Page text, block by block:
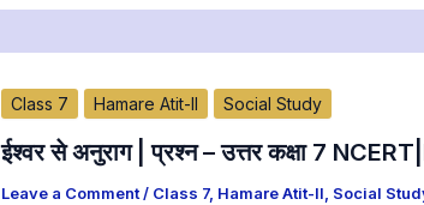
Class 7 Hamare Atit-II Social Study
ईश्वर से अनुराग | प्रश्न – उत्तर कक्षा 7
Leave a Comment/ Class 7, Hamare Atit-II, Social